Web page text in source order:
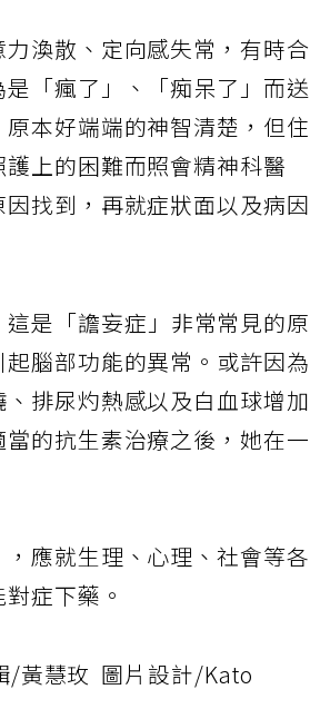
渙散、定向感失常，有時合
「瘋了」、「痴呆了」而送
本好端端的神智清楚，但住
上的困難而照會精神科醫
找到，再就症狀面以及病因
這是「譫妄症」非常常見的原
腦部功能的異常。或許因為
排尿灼熱感以及白血球增加
的抗生素治療之後，她在一
應就生理、心理、社會等各
症下藥。
/黃慧玫 圖片設計/Kato